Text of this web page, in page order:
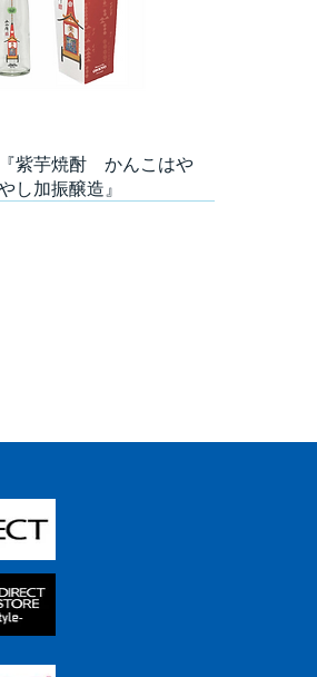
紫芋焼酎 かんこはや
し加振醸造』
して今日
夢吟香｢加振酒｣
イヒーローズ』音楽加振
ビール